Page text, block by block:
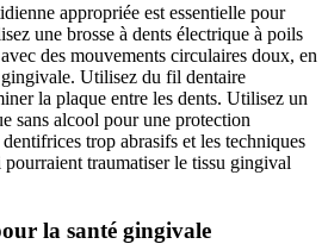
appropriée est essentielle pour
une brosse à dents électrique à poils
des mouvements circulaires doux, en
Utilisez du fil dentaire
la plaque entre les dents. Utilisez un
sans alcool pour une protection
trop abrasifs et les techniques
pourraient traumatiser le tissu gingival
la santé gingivale